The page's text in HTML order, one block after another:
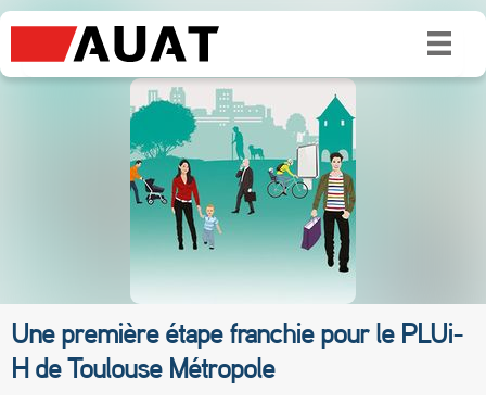
Une première étape franchie pour le PLUi-
H de Toulouse Métropole